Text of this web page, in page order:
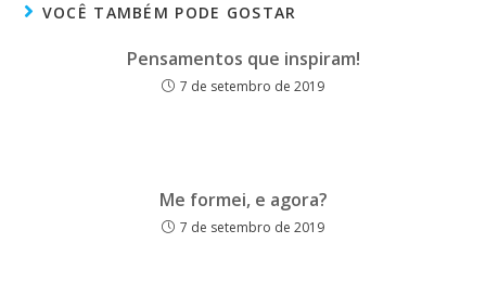
VOCÊ TAMBÉM PODE GOSTAR
Pensamentos que inspiram!
7 de setembro de 2019
Me formei, e agora?
7 de setembro de 2019